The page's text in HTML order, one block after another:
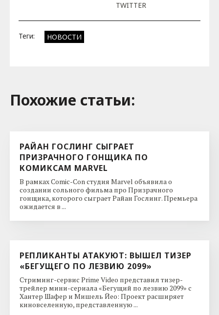
TWITTER
Теги: НОВОСТИ
Похожие cтатьи:
РАЙАН ГОСЛИНГ СЫГРАЕТ
ПРИЗРАЧНОГО ГОНЩИКА ПО
КОМИКСАМ MARVEL
В рамках Comic-Con студия Marvel объявила о
создании сольного фильма про Призрачного
гонщика, которого сыграет Райан Гослинг. Премьера
ожидается в ...
РЕПЛИКАНТЫ АТАКУЮТ: ВЫШЕЛ ТИЗЕР
«БЕГУЩЕГО ПО ЛЕЗВИЮ 2099»
Стриминг-сервис Prime Video представил тизер-
трейлер мини-сериала «Бегущий по лезвию 2099» с
Хантер Шафер и Мишель Йео: Проект расширяет
киновселенную, представленную ...